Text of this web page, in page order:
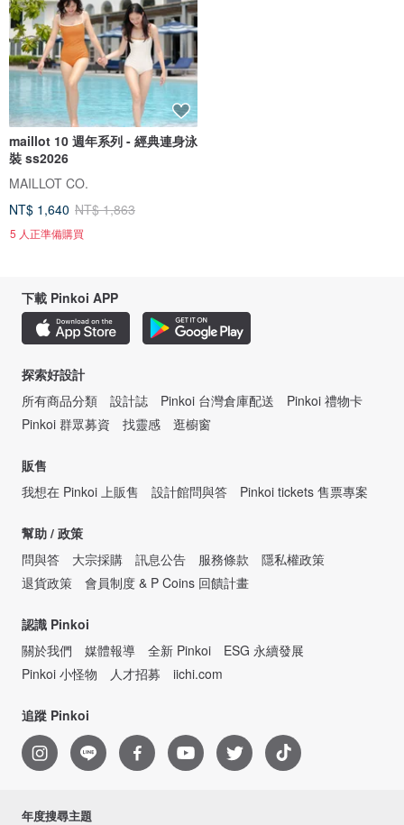
maillot 10 週年系列 - 經典連身泳
裝 ss2026
MAILLOT CO.
NT$ 1,640 NT$ 1,863
5 人正準備購買
下載 Pinkoi APP
探索好設計
所有商品分類
設計誌 Pinkoi 台灣倉庫配送
Pinkoi 禮物卡
Pinkoi 群眾募資
找靈感 逛櫥窗
販售
我想在 Pinkoi 上販售
設計館問與答 Pinkoi tickets 售票專案
幫助 / 政策
問與答
大宗採購 訊息公告 服務條款
隱私權政策
退貨政策
會員制度 & P Coins 回饋計畫
認識 Pinkoi
關於我們
媒體報導 全新 Pinkoi
ESG 永續發展
Pinkoi 小怪物
人才招募 iichi.com
追蹤 Pinkoi
年度搜尋主題